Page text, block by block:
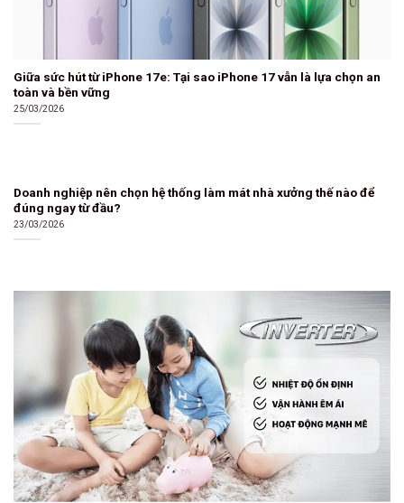
Giữa sức hút từ iPhone 17e: Tại sao iPhone 17 vẫn là lựa chọn an
toàn và bền vững
25/03/2026
Doanh nghiệp nên chọn hệ thống làm mát nhà xưởng thế nào để
đúng ngay từ đầu?
23/03/2026